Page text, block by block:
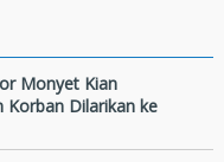
Monyet Kian
Korban Dilarikan ke